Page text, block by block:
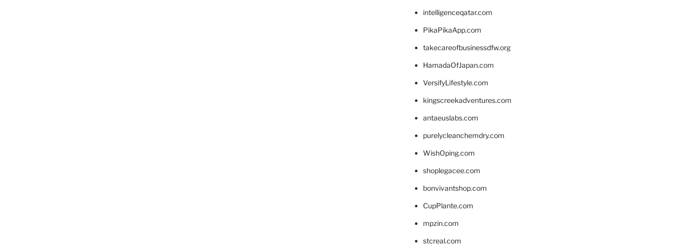
intelligenceqatar.com
PikaPikaApp.com
takecareofbusinessdfw.org
HamadaOfJapan.com
VersifyLifestyle.com
kingscreekadventures.com
antaeuslabs.com
purelycleanchemdry.com
WishOping.com
shoplegacee.com
bonvivantshop.com
CupPlante.com
mpzin.com
stcreal.com